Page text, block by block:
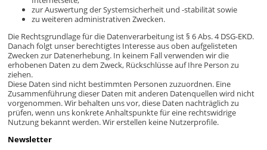
zur Auswertung der Systemsicherheit und -stabilität sowie
zu weiteren administrativen Zwecken.
Die Rechtsgrundlage für die Datenverarbeitung ist § 6 Abs. 4 DSG-EKD.
Danach folgt unser berechtigtes Interesse aus oben aufgelisteten
Zwecken zur Datenerhebung. In keinem Fall verwenden wir die
erhobenen Daten zu dem Zweck, Rückschlüsse auf Ihre Person zu
ziehen.
Diese Daten sind nicht bestimmten Personen zuzuordnen. Eine
Zusammenführung dieser Daten mit anderen Datenquellen wird nicht
vorgenommen. Wir behalten uns vor, diese Daten nachträglich zu
prüfen, wenn uns konkrete Anhaltspunkte für eine rechtswidrige
Nutzung bekannt werden. Wir erstellen keine Nutzerprofile.
Newsletter